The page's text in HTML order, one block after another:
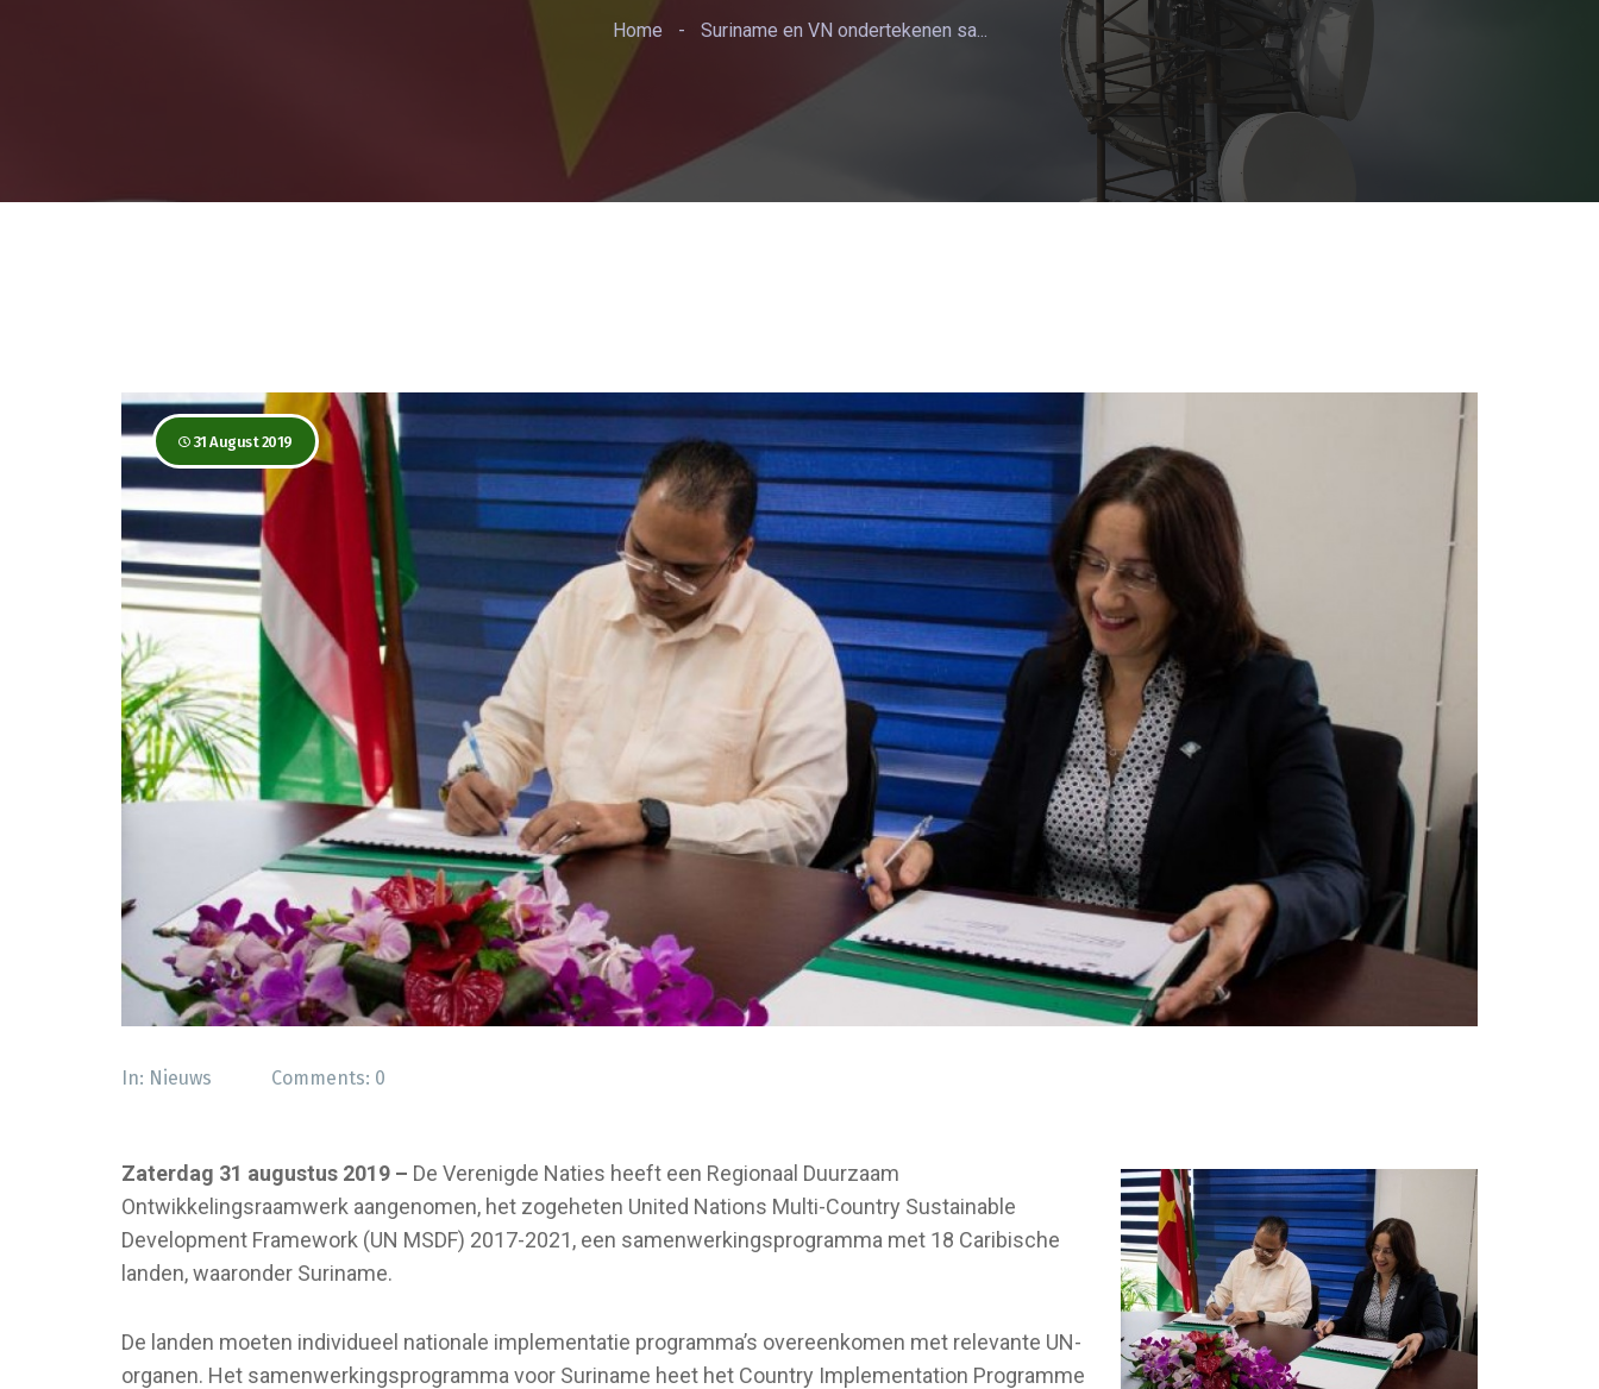
Home - Suriname en VN ondertekenen sa...
31 August 2019
In: Nieuws Comments: 0
Zaterdag 31 augustus 2019 – De Verenigde Naties heeft een Regionaal Duurzaam
Ontwikkelingsraamwerk aangenomen, het zogeheten United Nations Multi-Country Sustainable
Development Framework (UN MSDF) 2017-2021, een samenwerkingsprogramma met 18 Caribische
landen, waaronder Suriname.
De landen moeten individueel nationale implementatie programma’s overeenkomen met relevante UN-
organen. Het samenwerkingsprogramma voor Suriname heet het Country Implementation Programme